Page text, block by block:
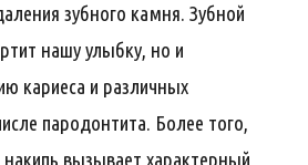
зубного камня. Зубной
нашу улыбку, но и
кариеса и различных
пародонтита. Более того,
вызывает характерный